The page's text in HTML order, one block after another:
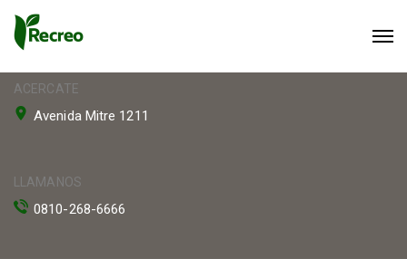
ACERCATE
Avenida Mitre 1211
LLAMANOS
0810-268-6666